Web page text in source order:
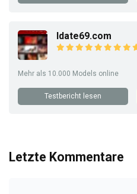
Idate69.com
Mehr als 10.000 Models online
Testbericht lesen
Letzte Kommentare